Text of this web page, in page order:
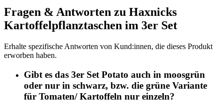
Fragen & Antworten zu Haxnicks
Kartoffelpflanztaschen im 3er Set
Erhalte spezifische Antworten von Kund:innen, die dieses Produkt
erworben haben.
Gibt es das 3er Set Potato auch in moosgrün
oder nur in schwarz, bzw. die grüne Variante
für Tomaten/ Kartoffeln nur einzeln?